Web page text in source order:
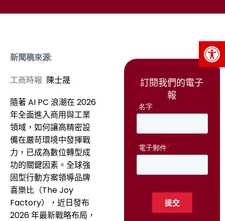
新聞稿來源:
工商時報 陳士晟
隨著 AI PC 浪潮在 2026
年全面進入商用與工業
領域，如何讓高精密設
備在嚴苛環境中發揮戰
力，已成為數位轉型成
功的關鍵因素。全球強
固型行動方案領導品牌
喜樂比（The Joy
Factory），近日發布
2026 年最新戰略布局，
訂閱我們的電子
報